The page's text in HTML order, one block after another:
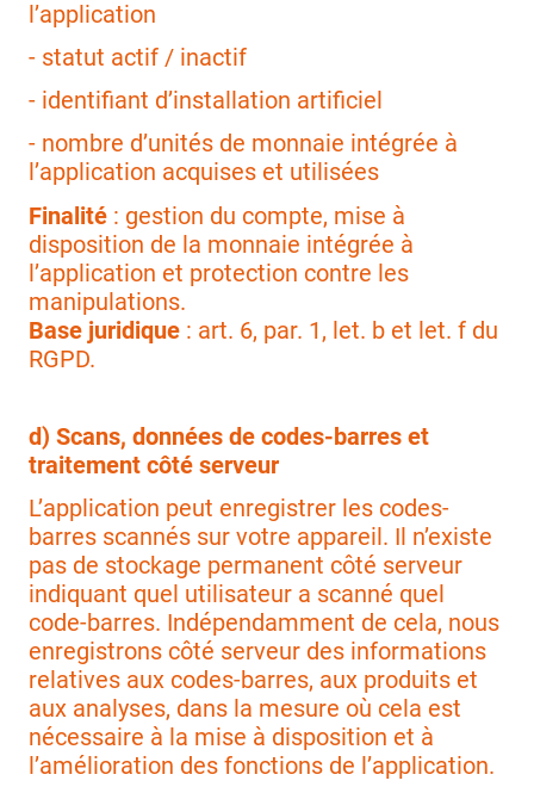
l’application
- statut actif / inactif
- identifiant d’installation artificiel
- nombre d’unités de monnaie intégrée à
l’application acquises et utilisées
Finalité : gestion du compte, mise à
disposition de la monnaie intégrée à
l’application et protection contre les
manipulations.
Base juridique : art. 6, par. 1, let. b et let. f du
RGPD.
d) Scans, données de codes-barres et
traitement côté serveur
L’application peut enregistrer les codes-
barres scannés sur votre appareil. Il n’existe
pas de stockage permanent côté serveur
indiquant quel utilisateur a scanné quel
code-barres. Indépendamment de cela, nous
enregistrons côté serveur des informations
relatives aux codes-barres, aux produits et
aux analyses, dans la mesure où cela est
nécessaire à la mise à disposition et à
l’amélioration des fonctions de l’application.